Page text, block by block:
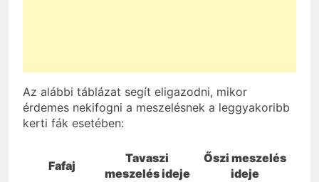
Az alábbi táblázat segít eligazodni, mikor
érdemes nekifogni a meszelésnek a leggyakoribb
kerti fák esetében:
Fafaj
Tavaszi
meszelés ideje
Őszi meszelés
ideje